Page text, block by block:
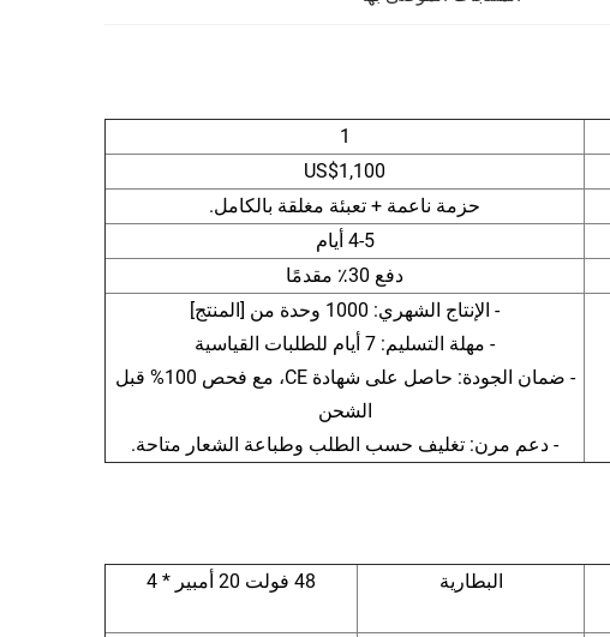
1
US$1,100
حزمة ناعمة + تعبئة مغلقة بالكامل.
4-5 أيام
دفع 30٪ مقدمًا
- الإنتاج الشهري: 1000 وحدة من [المنتج]
- مهلة التسليم: 7 أيام للطلبات القياسية
- ضمان الجودة: حاصل على شهادة CE، مع فحص 100% قبل
الشحن
- دعم مرن: تغليف حسب الطلب وطباعة الشعار متاحة.
البطارية 48 فولت 20 أمبير * 4